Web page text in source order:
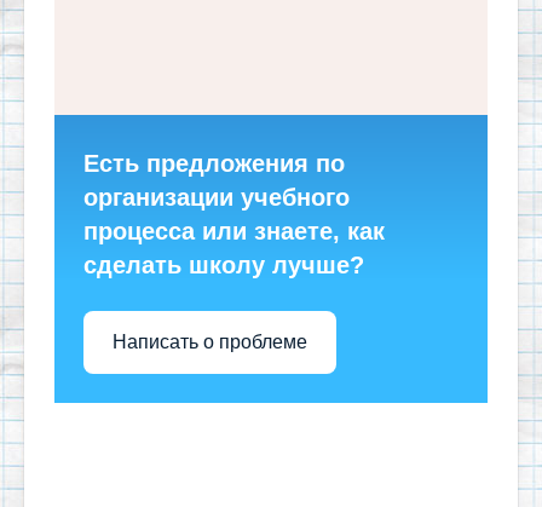
Есть предложения по
организации учебного
процесса или знаете, как
сделать школу лучше?
Написать о проблеме